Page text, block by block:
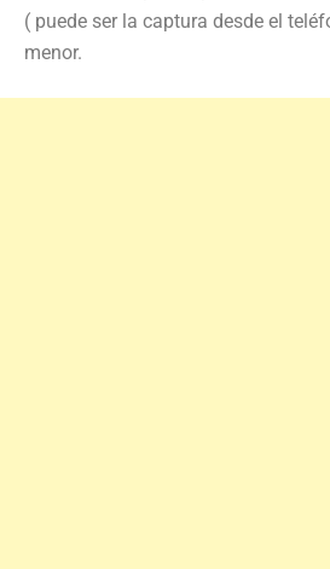
( puede ser la captura desde el
menor.